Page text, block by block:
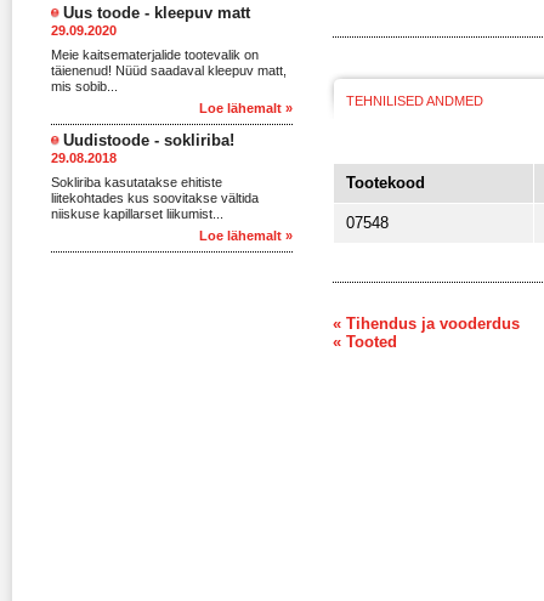
Uus toode - kleepuv matt
29.09.2020
Meie kaitsematerjalide tootevalik on
täienenud! Nüüd saadaval kleepuv matt,
mis sobib...
Loe lähemalt »
Uudistoode - sokliriba!
29.08.2018
Sokliriba kasutatakse ehitiste
liitekohtades kus soovitakse vältida
niiskuse kapillarset liikumist...
Loe lähemalt »
TEHNILISED ANDMED
Tootekood
07548
« Tihendus ja vooderdus
« Tooted